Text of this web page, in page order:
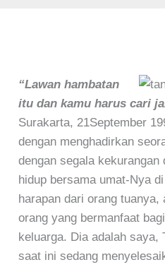
“Lawan hambatan
itu dan kamu harus cari
Surakarta, 21September
dengan menghadirkan
dengan segala kekurangan
hidup bersama umat-Nya
harapan dari orang tuanya,
orang yang bermanfaat
keluarga. Dia adalah saya,
saat ini sedang